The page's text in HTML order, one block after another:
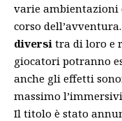
varie ambientazioni
corso
diversi tra di loro e
giocatori potranno
anche gli effetti
massimo
Il titolo è stato